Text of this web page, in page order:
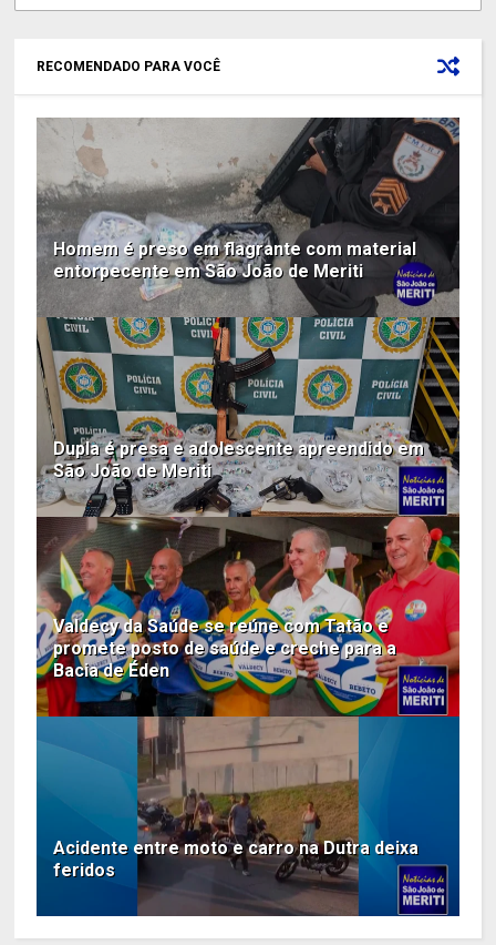
RECOMENDADO PARA VOCÊ
Homem é preso em flagrante com material
entorpecente em São João de Meriti
Dupla é presa e adolescente apreendido em
São João de Meriti
Valdecy da Saúde se reúne com Tatão e
promete posto de saúde e creche para a
Bacia de Éden
Acidente entre moto e carro na Dutra deixa
feridos